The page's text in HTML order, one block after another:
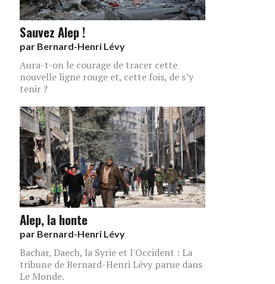
Sauvez Alep !
par Bernard-Henri Lévy
Aura-t-on le courage de tracer cette
nouvelle ligne rouge et, cette fois, de s’y
tenir ?
Alep, la honte
par Bernard-Henri Lévy
Bachar, Daech, la Syrie et l'Occident : La
tribune de Bernard-Henri Lévy parue dans
Le Monde.